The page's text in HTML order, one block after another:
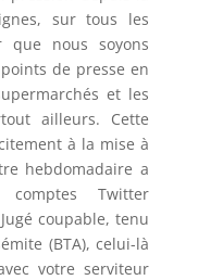
sur tous les
que nous soyons
de presse en
et les
ailleurs. Cette
à la mise à
hebdomadaire a
Twitter
coupable, tenu
(BTA), celui-là
votre serviteur